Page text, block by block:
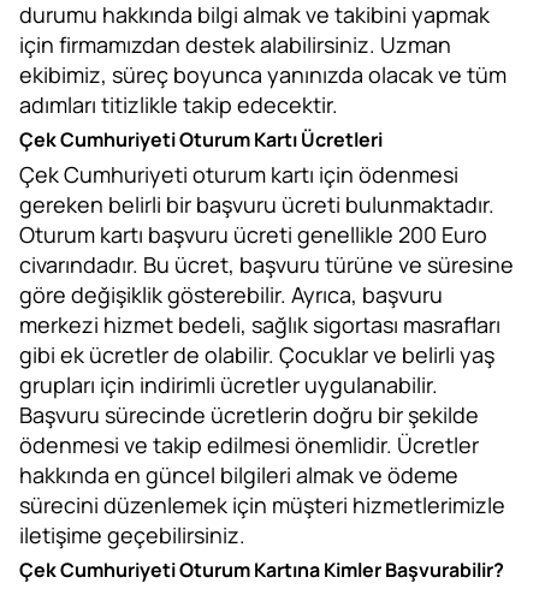
durumu hakkında bilgi almak ve takibini yapmak
için firmamızdan destek alabilirsiniz. Uzman
ekibimiz, süreç boyunca yanınızda olacak ve tüm
adımları titizlikle takip edecektir.
Çek Cumhuriyeti Oturum Kartı Ücretleri
Çek Cumhuriyeti oturum kartı için ödenmesi
gereken belirli bir başvuru ücreti bulunmaktadır.
Oturum kartı başvuru ücreti genellikle 200 Euro
civarındadır. Bu ücret, başvuru türüne ve süresine
göre değişiklik gösterebilir. Ayrıca, başvuru
merkezi hizmet bedeli, sağlık sigortası masrafları
gibi ek ücretler de olabilir. Çocuklar ve belirli yaş
grupları için indirimli ücretler uygulanabilir.
Başvuru sürecinde ücretlerin doğru bir şekilde
ödenmesi ve takip edilmesi önemlidir. Ücretler
hakkında en güncel bilgileri almak ve ödeme
sürecini düzenlemek için müşteri hizmetlerimizle
iletişime geçebilirsiniz.
Çek Cumhuriyeti Oturum Kartına Kimler Başvurabilir?